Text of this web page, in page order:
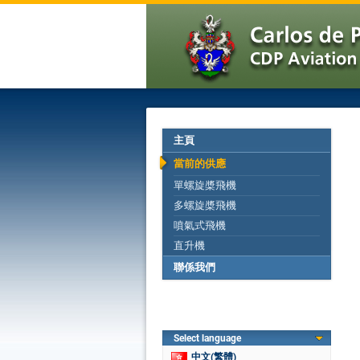
主頁
當前的供應
單螺旋槳飛機
多螺旋槳飛機
噴氣式飛機
直升機
聯係我們
Select language
中文(繁體)